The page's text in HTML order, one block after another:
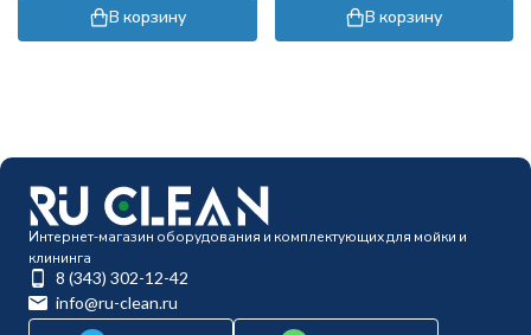
В корзину В корзину
Интернет-магазин оборудования и комплектующих для мойки и
клининга
8 (343) 302-12-42
info@ru-clean.ru